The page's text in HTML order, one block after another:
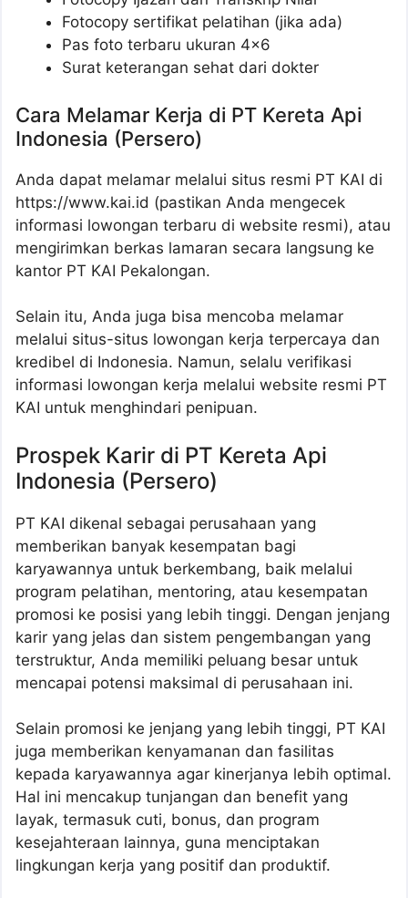
Fotocopy sertifikat pelatihan (jika ada)
Pas foto terbaru ukuran 4×6
Surat keterangan sehat dari dokter
Cara Melamar Kerja di PT Kereta Api
Indonesia (Persero)
Anda dapat melamar melalui situs resmi PT KAI di
https://www.kai.id (pastikan Anda mengecek
informasi lowongan terbaru di website resmi), atau
mengirimkan berkas lamaran secara langsung ke
kantor PT KAI Pekalongan.
Selain itu, Anda juga bisa mencoba melamar
melalui situs-situs lowongan kerja terpercaya dan
kredibel di Indonesia. Namun, selalu verifikasi
informasi lowongan kerja melalui website resmi PT
KAI untuk menghindari penipuan.
Prospek Karir di PT Kereta Api
Indonesia (Persero)
PT KAI dikenal sebagai perusahaan yang
memberikan banyak kesempatan bagi
karyawannya untuk berkembang, baik melalui
program pelatihan, mentoring, atau kesempatan
promosi ke posisi yang lebih tinggi. Dengan jenjang
karir yang jelas dan sistem pengembangan yang
terstruktur, Anda memiliki peluang besar untuk
mencapai potensi maksimal di perusahaan ini.
Selain promosi ke jenjang yang lebih tinggi, PT KAI
juga memberikan kenyamanan dan fasilitas
kepada karyawannya agar kinerjanya lebih optimal.
Hal ini mencakup tunjangan dan benefit yang
layak, termasuk cuti, bonus, dan program
kesejahteraan lainnya, guna menciptakan
lingkungan kerja yang positif dan produktif.